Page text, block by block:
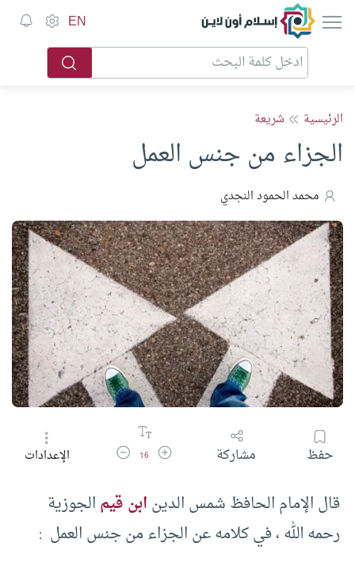
إسلام أون لاين EN
الرئيسية شريعة
الجزاء من جنس العمل
محمد الحمود النجدي
حفظ مشاركة زيادة حجم الخط
16 تقليل حجم الخطالإعدادات
قال الإمام الحافظ شمس الدينابن قيمالجوزية
رحمه الله ، في كلامه عن الجزاء من جنس العمل :